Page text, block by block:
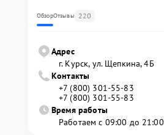
ОбзорОтзывы 220
Адрес
г. Курск, ул. Щепкина, 4Б
Контакты
+7 (800) 301-55-83
+7 (800) 301-55-83
Время работы
Работаем с 09:00 до 21:00